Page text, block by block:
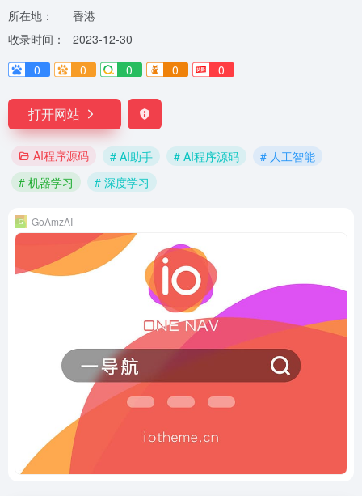
所在地：
香港
收录时间：
2023-12-30
0
0 0 0 0
打开网站
AI程序源码 # AI助手 # AI程序源码
# 人工智能
# 机器学习
# 深度学习
GoAmzAI